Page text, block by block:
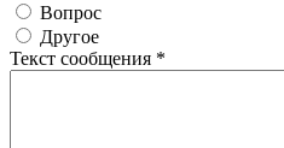
Вопрос
Другое
Текст сообщения *